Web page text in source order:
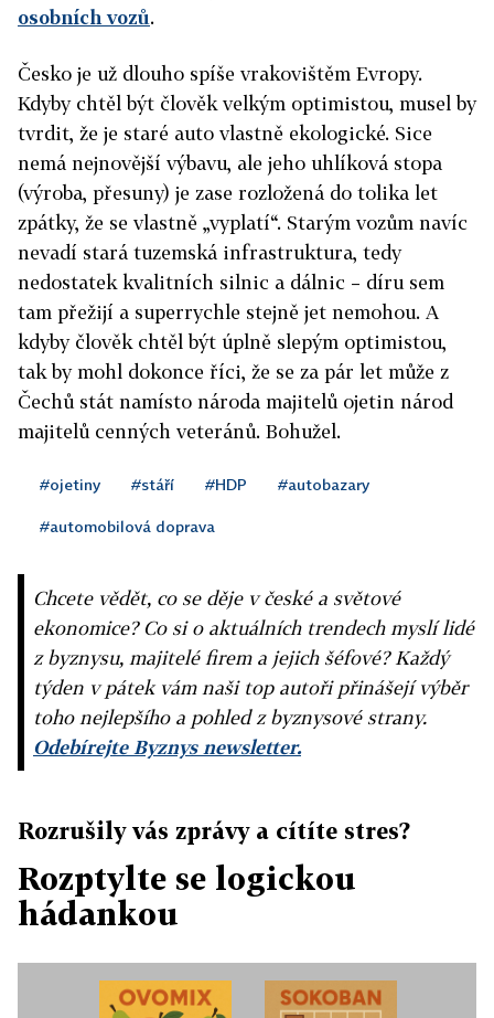
osobních vozů.
Česko je už dlouho spíše vrakovištěm Evropy.
Kdyby chtěl být člověk velkým optimistou, musel by
tvrdit, že je staré auto vlastně ekologické. Sice
nemá nejnovější výbavu, ale jeho uhlíková stopa
(výroba, přesuny) je zase rozložená do tolika let
zpátky, že se vlastně „vyplatí“. Starým vozům navíc
nevadí stará tuzemská infrastruktura, tedy
nedostatek kvalitních silnic a dálnic – díru sem
tam přežijí a superrychle stejně jet nemohou. A
kdyby člověk chtěl být úplně slepým optimistou,
tak by mohl dokonce říci, že se za pár let může z
Čechů stát namísto národa majitelů ojetin národ
majitelů cenných veteránů. Bohužel.
#ojetiny #stáří #HDP #autobazary
#automobilová doprava
Chcete vědět, co se děje v české a světové
ekonomice? Co si o aktuálních trendech myslí lidé
z byznysu, majitelé firem a jejich šéfové? Každý
týden v pátek vám naši top autoři přinášejí výběr
toho nejlepšího a pohled z byznysové strany.
Odebírejte Byznys newsletter.
Rozrušily vás zprávy a cítíte stres?
Rozptylte se logickou
hádankou